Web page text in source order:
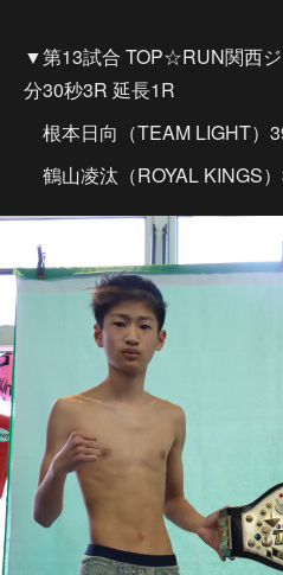
▼第13試合 TOP☆RUN関西
分30秒3R 延長1R
根本日向（TEAM LIGHT）
鶴山凌汰（ROYAL KINGS